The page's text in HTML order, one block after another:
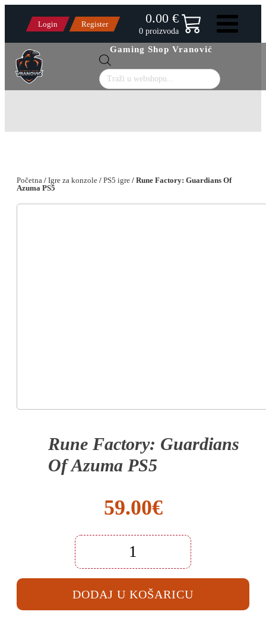
Login Register 0.00 €
0 proizvoda
Gaming Shop Vranović
search
Početna / Igre za konzole / PS5 igre / Rune Factory: Guardians Of
Azuma PS5
Rune Factory: Guardians
Of Azuma PS5
59.00€
Factory:
Guardians
Azuma
količina
DODAJ U KOŠARICU